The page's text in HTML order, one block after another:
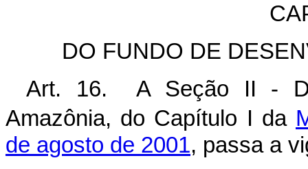
DO FUNDO DE
Art. 16. A Seção II -
Amazônia, do Capítulo I da
de agosto de 2001, passa a